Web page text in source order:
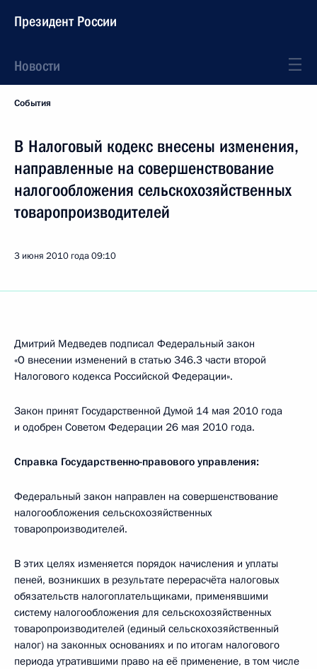
Президент России
Новости
События
В Налоговый кодекс внесены изменения,
направленные на совершенствование
налогообложения сельскохозяйственных
товаропроизводителей
3 июня 2010 года09:10
Дмитрий Медведев подписал Федеральный закон
«О внесении изменений в статью 346.3 части второй
Налогового кодекса Российской Федерации».
Закон принят Государственной Думой 14 мая 2010 года
и одобрен Советом Федерации 26 мая 2010 года.
Справка Государственно-правового управления:
Федеральный закон направлен на совершенствование
налогообложения сельскохозяйственных
товаропроизводителей.
В этих целях изменяется порядок начисления и уплаты
пеней, возникших в результате перерасчёта налоговых
обязательств налогоплательщиками, применявшими
систему налогообложения для сельскохозяйственных
товаропроизводителей (единый сельскохозяйственный
налог) на законных основаниях и по итогам налогового
периода утратившими право на её применение, в том числе